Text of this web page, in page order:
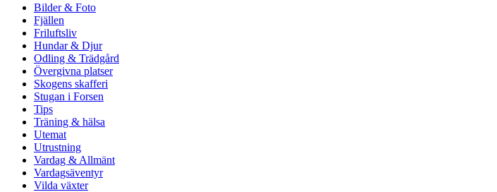
Bilder & Foto
Fjällen
Friluftsliv
Hundar & Djur
Odling & Trädgård
Övergivna platser
Skogens skafferi
Stugan i Forsen
Tips
Träning & hälsa
Utemat
Utrustning
Vardag & Allmänt
Vardagsäventyr
Vilda växter